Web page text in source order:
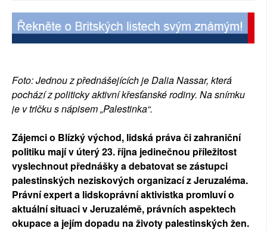
SOCIÁLNÍ SÍTĚ
RUBRIKY
Foto: Jednou z přednášejících je Dalia Nassar, která
pochází z politicky aktivní křesťanské rodiny. Na snímku
je v tričku s nápisem „Palestinka“.
Zájemci o Blízký východ, lidská práva či zahraniční
politiku mají v úterý 23. října jedinečnou příležitost
vyslechnout přednášky a debatovat se zástupci
palestinských neziskových organizací z Jeruzaléma.
Právní expert a lidskoprávní aktivistka promluví o
aktuální situaci v Jeruzalémě, právních aspektech
okupace a jejím dopadu na životy palestinských žen.